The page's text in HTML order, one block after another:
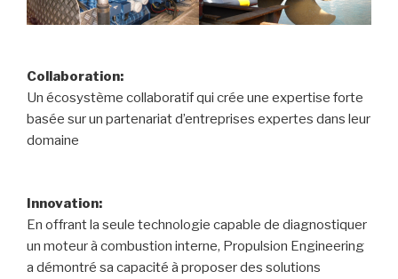
Collaboration:
Un écosystème collaboratif qui crée une expertise forte
basée sur un partenariat d’entreprises expertes dans leur
domaine
Innovation:
En offrant la seule technologie capable de diagnostiquer
un moteur à combustion interne, Propulsion Engineering
a démontré sa capacité à proposer des solutions